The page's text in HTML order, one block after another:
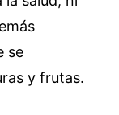
se
y frutas.